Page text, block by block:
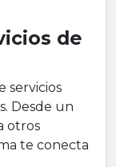
de
servicios
Desde un
otros
te conecta